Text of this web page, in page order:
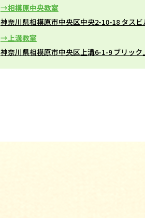
相模原中央教室
神奈川県相模原市中央区中央2-10-18 タスビ
上溝教室
神奈川県相模原市中央区上溝6-1-9 ブリック